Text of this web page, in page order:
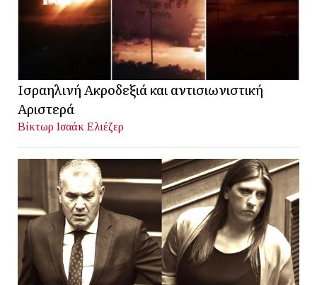
Ισραηλινή Ακροδεξιά και αντισιωνιστική
Αριστερά
Βίκτωρ Ισαάκ Ελιέζερ